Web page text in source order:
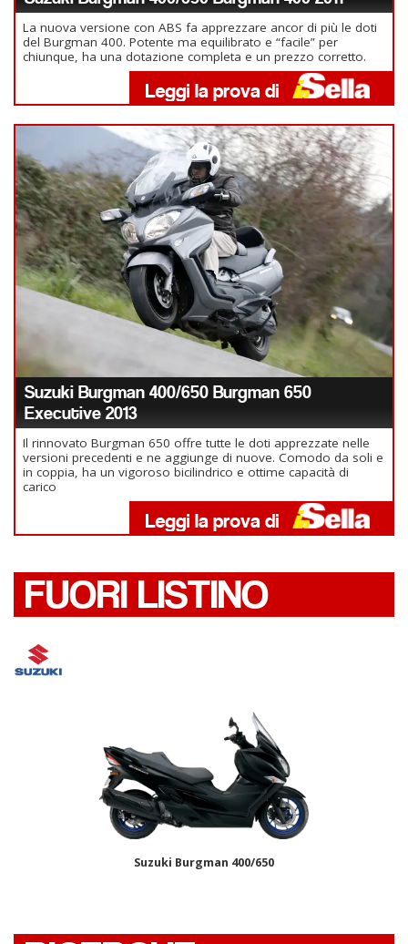
La nuova versione con ABS fa apprezzare ancor di più le doti
del Burgman 400. Potente ma equilibrato e “facile” per
chiunque, ha una dotazione completa e un prezzo corretto.
Suzuki Burgman 400/650 Burgman 650
Executive 2013
Il rinnovato Burgman 650 offre tutte le doti apprezzate nelle
versioni precedenti e ne aggiunge di nuove. Comodo da soli e
in coppia, ha un vigoroso bicilindrico e ottime capacità di
carico
FUORI LISTINO
Suzuki Burgman 400/650